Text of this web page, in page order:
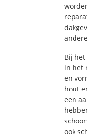
Bij het
in het
en
hout
een
ook